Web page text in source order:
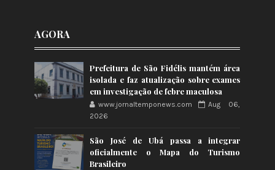
AGORA
Prefeitura de São Fidélis mantém área
isolada e faz atualização sobre exames
em investigação de febre maculosa
www.jornaltemponews.com
Aug 06,
2026
São José de Ubá passa a integrar
oficialmente o Mapa do Turismo
Brasileiro